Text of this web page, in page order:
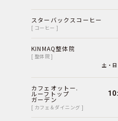
スターバックスコーヒー
[ コーヒー ]
KINMAQ整体院
[ 整体院 ]
土・
カフェオットー.
ルーフトップ
ガーデン
[ カフェ＆ダイニング ]